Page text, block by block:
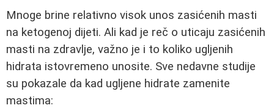
Mnoge brine relativno visok unos zasićenih masti
na ketogenoj dijeti. Ali kad je reč o uticaju zasićenih
masti na zdravlje, važno je i to koliko ugljenih
hidrata istovremeno unosite. Sve nedavne studije
su pokazale da kad ugljene hidrate zamenite
mastima: